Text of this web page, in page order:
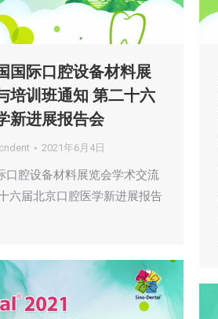
国际口腔设备材料展
培训班通知 第二十六
新进展报告会
cndent 2021年6月4日
口腔设备材料展览会学术交流
六届北京口腔医学新进展报告